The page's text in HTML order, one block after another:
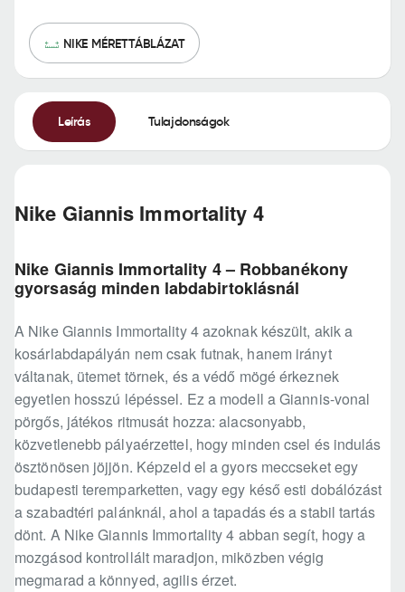
NIKE MÉRETTÁBLÁZAT
Leírás Tulajdonságok
Nike Giannis Immortality 4
Nike Giannis Immortality 4 – Robbanékony
gyorsaság minden labdabirtoklásnál
A Nike Giannis Immortality 4 azoknak készült, akik a
kosárlabdapályán nem csak futnak, hanem irányt
váltanak, ütemet törnek, és a védő mögé érkeznek
egyetlen hosszú lépéssel. Ez a modell a Giannis-vonal
pörgős, játékos ritmusát hozza: alacsonyabb,
közvetlenebb pályaérzettel, hogy minden csel és indulás
ösztönösen jöjjön. Képzeld el a gyors meccseket egy
budapesti teremparketten, vagy egy késő esti dobálózást
a szabadtéri palánknál, ahol a tapadás és a stabil tartás
dönt. A Nike Giannis Immortality 4 abban segít, hogy a
mozgásod kontrollált maradjon, miközben végig
megmarad a könnyed, agilis érzet.